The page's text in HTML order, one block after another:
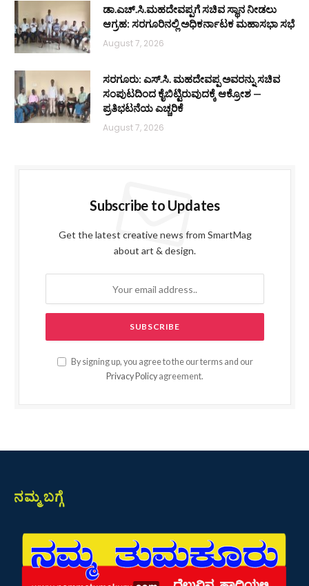
ಡಾ.ಎಚ್.ಸಿ.ಮಹದೇವಪ್ಪಗೆ ಸಚಿವ ಸ್ಥಾನ ನೀಡಲು
ಆಗ್ರಹ: ಸರಗೂರಿನಲ್ಲಿ ಅಧಿಕರ್ನಾಟಕ ಮಹಾಸಭಾ ಸಭೆ
August 7, 2026
ಸರಗೂರು: ಎಸ್.ಸಿ. ಮಹದೇವಪ್ಪ ಅವರನ್ನು ಸಚಿವ
ಸಂಪುಟದಿಂದ ಕೈಬಿಟ್ಟಿರುವುದಕ್ಕೆ ಆಕ್ರೋಶ —
ಪ್ರತಿಭಟನೆಯ ಎಚ್ಚರಿಕೆ
August 7, 2026
Subscribe to Updates
Get the latest creative news from SmartMag
about art & design.
By signing up, you agree to the our terms and our
Privacy Policy agreement.
ನಮ್ಮ ಬಗ್ಗೆ